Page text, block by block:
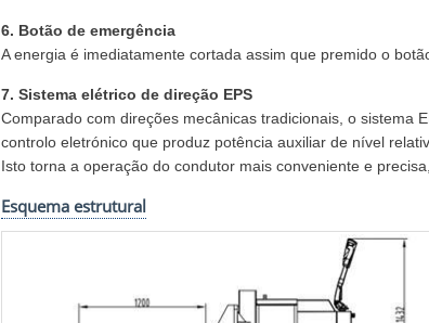
6. Botão de emergência
A energia é imediatamente cortada assim que premido o
7. Sistema elétrico de direção EPS
Comparado com direções mecânicas tradicionais, o sistema
controlo eletrónico que produz potência auxiliar de nível
Isto torna a operação do condutor mais conveniente e
Esquema estrutural